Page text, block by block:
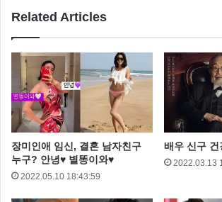
요” 라는 글을 남겼습니다.
공개된 영상에서 김경화는 민소매 운동
입고 운동을 하고 있는데요
Related Articles
장미인애 임신, 결혼 남자친구
누구? 안녕♥ 별똥이와♥
2022.05.10 18:43:59
배우 신구 건
2022.03.13